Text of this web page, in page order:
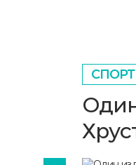
СПОРТ